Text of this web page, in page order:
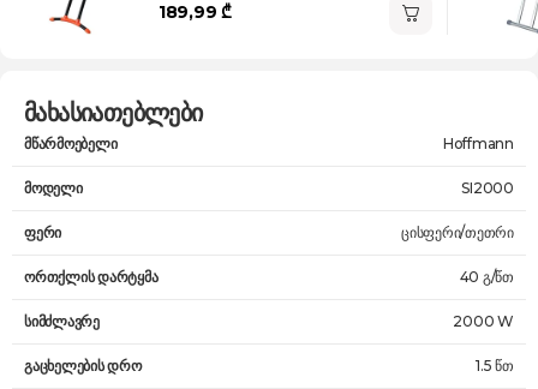
189,99 ₾
მახასიათებლები
მწარმოებელი Hoffmann
მოდელი SI2000
ფერი ცისფერი/თეთრი
ორთქლის დარტყმა 40 გ/წთ
სიმძლავრე 2000 W
გაცხელების დრო 1.5 წთ